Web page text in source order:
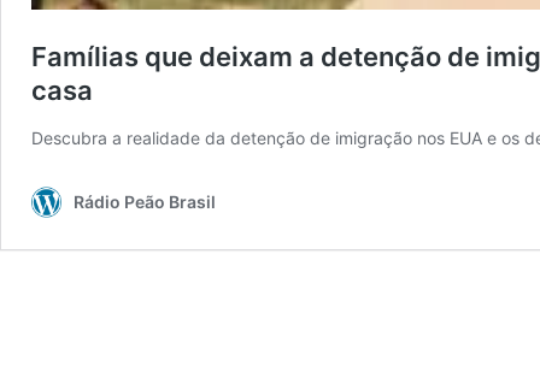
Famílias que deixam a detenção de
casa
Descubra a realidade da detenção de imigração nos EUA e os
Rádio Peão Brasil